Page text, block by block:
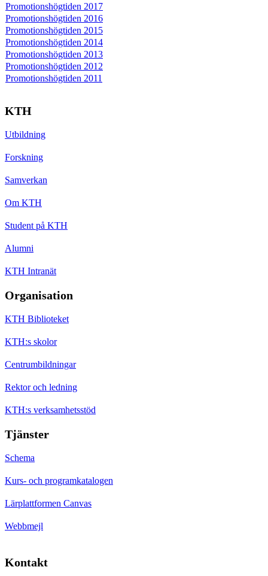
Promotionshögtiden 2017
Promotionshögtiden 2016
Promotionshögtiden 2015
Promotionshögtiden 2014
Promotionshögtiden 2013
Promotionshögtiden 2012
Promotionshögtiden 2011
KTH
Utbildning
Forskning
Samverkan
Om KTH
Student på KTH
Alumni
KTH Intranät
Organisation
KTH Biblioteket
KTH:s skolor
Centrumbildningar
Rektor och ledning
KTH:s verksamhetsstöd
Tjänster
Schema
Kurs- och programkatalogen
Lärplattformen Canvas
Webbmejl
Kontakt